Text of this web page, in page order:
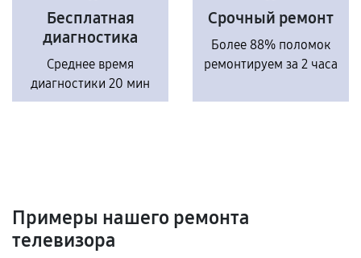
Бесплатная
диагностика
Среднее время
диагностики 20 мин
Срочный ремонт
Более 88% поломок
ремонтируем за 2 часа
Примеры нашего ремонта
телевизора